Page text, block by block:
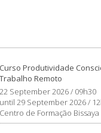
Curso Produtividade
Trabalho Remoto
22 September 2026 / 09h30
until 29 September 2026 /
Centro de Formação